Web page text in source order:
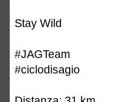
Stay Wild
#JAGTeam
#ciclodisagio